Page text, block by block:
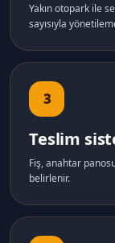
Yakın otopark ile
sayısıyla
3
Teslim
Fiş, anahtar
belirlenir.